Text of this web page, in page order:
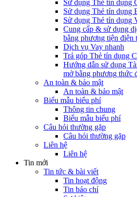
Sử dụng Thẻ tín dụng
Sử dụng Thẻ tín dụng
Sử dụng Thẻ tín dụng
Cung cấp & sử dụng
bằng phương tiện điện
Dịch vụ Vay nhanh
Trả góp Thẻ tín dụng
Hướng dẫn sử dụng
mở bằng phương thức
An toàn & bảo mật
An toàn & bảo mật
Biểu mẫu biểu phí
Thông tin chung
Biểu mẫu biểu phí
Câu hỏi thường gặp
Câu hỏi thường gặp
Liên hệ
Liên hệ
Tin mới
Tin tức & bài viết
Tin hoạt động
Tin báo chí